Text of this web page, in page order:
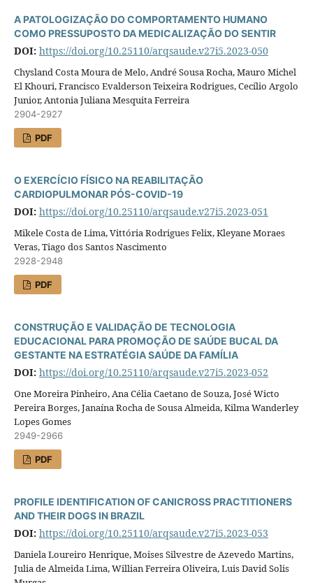
A PATOLOGIZAÇÃO DO COMPORTAMENTO HUMANO
COMO PRESSUPOSTO DA MEDICALIZAÇÃO DO SENTIR
DOI: https://doi.org/10.25110/arqsaude.v27i5.2023-050
Chysland Costa Moura de Melo, André Sousa Rocha, Mauro Michel
El Khouri, Francisco Evalderson Teixeira Rodrigues, Cecílio Argolo
Junior, Antonia Juliana Mesquita Ferreira
2904-2927
PDF
O EXERCÍCIO FÍSICO NA REABILITAÇÃO
CARDIOPULMONAR PÓS-COVID-19
DOI: https://doi.org/10.25110/arqsaude.v27i5.2023-051
Mikele Costa de Lima, Vittória Rodrigues Felix, Kleyane Moraes
Veras, Tiago dos Santos Nascimento
2928-2948
PDF
CONSTRUÇÃO E VALIDAÇÃO DE TECNOLOGIA
EDUCACIONAL PARA PROMOÇÃO DE SAÚDE BUCAL DA
GESTANTE NA ESTRATÉGIA SAÚDE DA FAMÍLIA
DOI: https://doi.org/10.25110/arqsaude.v27i5.2023-052
One Moreira Pinheiro, Ana Célia Caetano de Souza, José Wicto
Pereira Borges, Janaína Rocha de Sousa Almeida, Kilma Wanderley
Lopes Gomes
2949-2966
PDF
PROFILE IDENTIFICATION OF CANICROSS PRACTITIONERS
AND THEIR DOGS IN BRAZIL
DOI: https://doi.org/10.25110/arqsaude.v27i5.2023-053
Daniela Loureiro Henrique, Moises Silvestre de Azevedo Martins,
Julia de Almeida Lima, Willian Ferreira Oliveira, Luis David Solis